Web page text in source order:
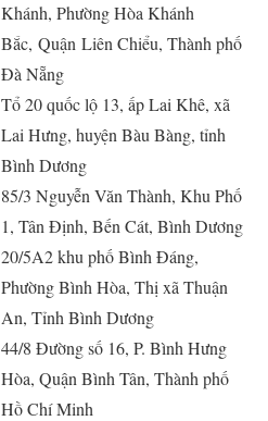
Khánh, Phường Hòa Khánh
Bắc, Quận Liên Chiểu, Thành phố
Đà Nẵng
Tổ 20 quốc lộ 13, ấp Lai Khê, xã
Lai Hưng, huyện Bàu Bàng, tỉnh
Bình Dương
85/3 Nguyễn Văn Thành, Khu Phố
1, Tân Định, Bến Cát, Bình Dương
20/5A2 khu phố Bình Đáng,
Phường Bình Hòa, Thị xã Thuận
An, Tỉnh Bình Dương
44/8 Đường số 16, P. Bình Hưng
Hòa, Quận Bình Tân, Thành phố
Hồ Chí Minh